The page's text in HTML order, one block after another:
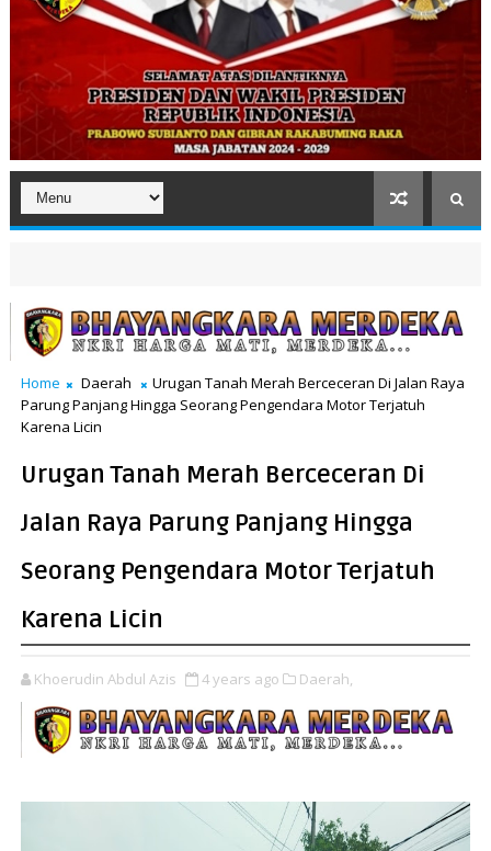
Home Daerah
Urugan Tanah Merah Berceceran Di Jalan Raya
Parung Panjang Hingga Seorang Pengendara Motor Terjatuh
Karena Licin
Urugan Tanah Merah Berceceran Di
Jalan Raya Parung Panjang Hingga
Seorang Pengendara Motor Terjatuh
Karena Licin
Khoerudin Abdul Azis 4 years ago Daerah,